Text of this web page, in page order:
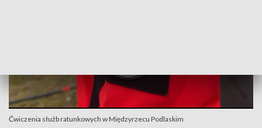
Ćwiczenia służb ratunkowych w Międzyrzecu Podlaskim